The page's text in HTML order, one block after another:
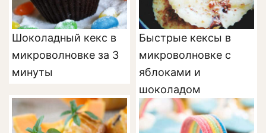
Шоколадный кекс в
микроволновке за 3
минуты
Быстрые кексы в
микроволновке с
яблоками и
шоколадом